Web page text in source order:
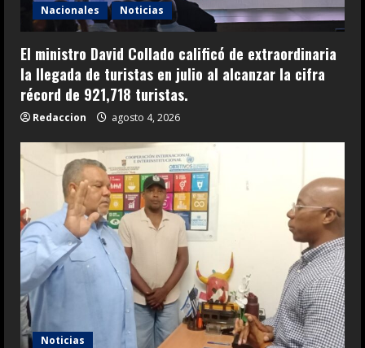
Nacionales Noticias
El ministro David Collado calificó de extraordinaria
la llegada de turistas en julio al alcanzar la cifra
récord de 921,718 turistas.
Redaccion agosto 4, 2026
Noticias